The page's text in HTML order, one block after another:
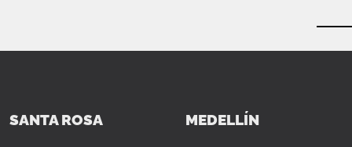
SANTA ROSA MEDELLÍN